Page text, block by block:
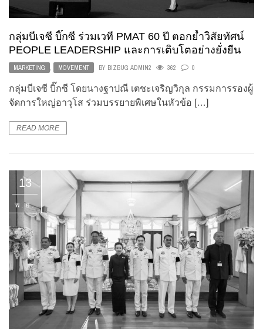
กลุ่มบีเจซี บิ๊กซี ร่วมเวที PMAT 60 ปี ตอกย้ำวิสัยทัศน์
PEOPLE LEADERSHIP และการเติบโตอย่างยั่งยืน
MARKETING , MOVEMENT BY BIZBUG ADMIN2 362 0
กลุ่มบีเจซี บิ๊กซี โดยนางฐาปณี เตชะเจริญวิกุล กรรมการรองผู้
จัดการใหญ่อาวุโส ร่วมบรรยายพิเศษในหัวข้อ […]
READ MORE
13
พ.ย.